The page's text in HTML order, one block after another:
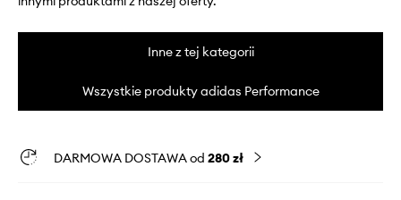
Inne z tej kategorii
Wszystkie produkty adidas Performance
DARMOWA DOSTAWA od 280 zł